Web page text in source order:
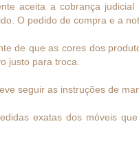
aceita a cobrança
O pedido de compra e a
de que as cores dos
justo para troca.
seguir as instruções de
exatas dos móveis